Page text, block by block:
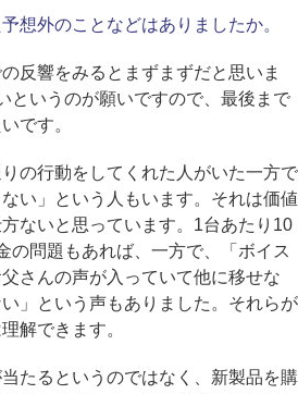
外のことなどはありましたか。
反響をみるとまずまずだと思いま
というのが願いですので、最後まで
です。
の行動をしてくれた人がいた一方で
ない」という人もいます。それは価値
ないと思っています。1台あたり10
の問題もあれば、一方で、「ボイス
さんの声が入っていて他に移せな
」という声もありました。それらが
解できます。
たるというのではなく、新製品を購